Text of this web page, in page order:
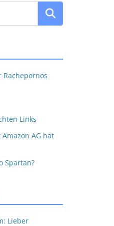
Rachepornos
Links
AG hat
Spartan?
Lieber